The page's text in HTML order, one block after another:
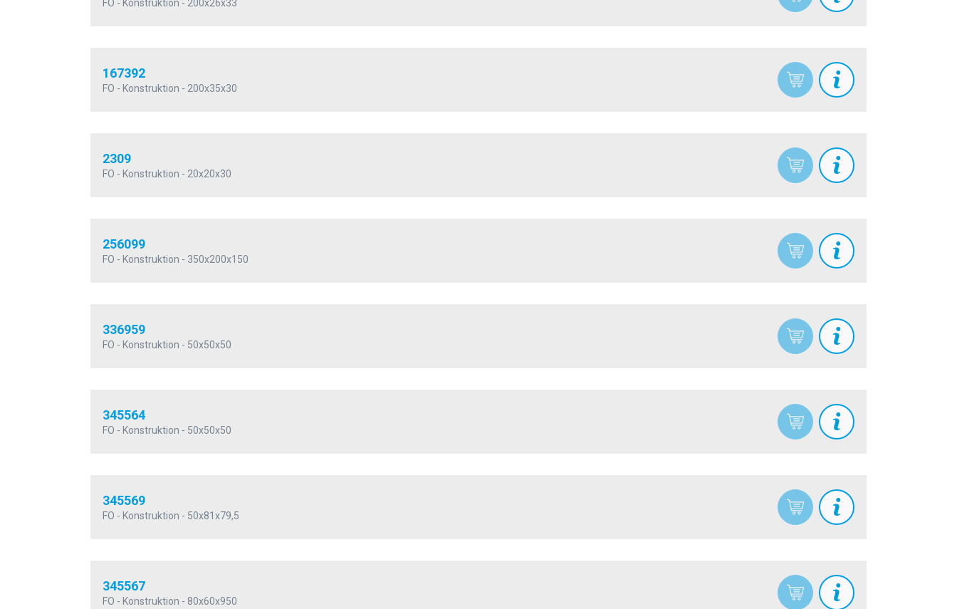
FO - Konstruktion - 200x26x33
167392
FO - Konstruktion - 200x35x30
2309
FO - Konstruktion - 20x20x30
256099
FO - Konstruktion - 350x200x150
336959
FO - Konstruktion - 50x50x50
345564
FO - Konstruktion - 50x50x50
345569
FO - Konstruktion - 50x81x79,5
345567
FO - Konstruktion - 80x60x950